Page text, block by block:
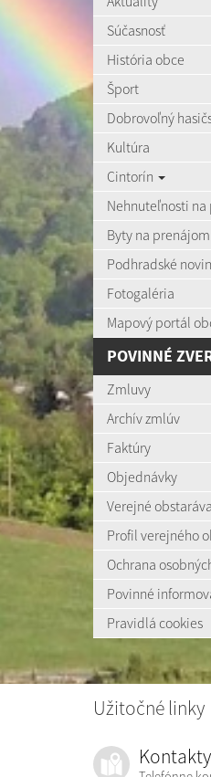
Súčasnosť
História obce
Šport
Dobrovoľný
Kultúra
Cintorín
Nehnuteľnosti na
Byty na prenájom
Podhradské
Fotogaléria
Mapový portál
POVINNÉ
Zmluvy
Archív zmlúv
Faktúry
Objednávky
Verejné
Profil verejného
Ochrana
Povinné
Pravidlá cookies
Užitočné linky
Kontakty